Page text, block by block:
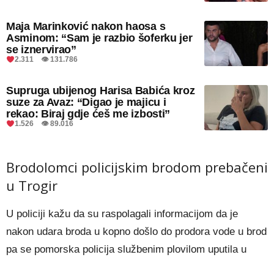
Maja Marinković nakon haosa s
Asminom: “Sam je razbio šoferku jer
se iznervirao”
2.311 👁 131.786
Supruga ubijenog Harisa Babića kroz
suze za Avaz: “Digao je majicu i
rekao: Biraj gdje ćeš me izbosti”
1.526 👁 89.016
Brodolomci policijskim brodom prebačeni
u Trogir
U policiji kažu da su raspolagali informacijom da je
nakon udara broda u kopno došlo do prodora vode u brod
pa se pomorska policija službenim plovilom uputila u